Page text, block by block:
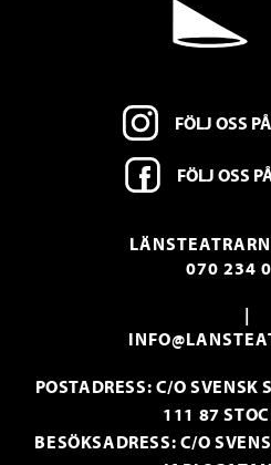
FÖLJ OSS
FÖLJ OSS
070 234
|
POSTADRESS: C/O SVENSK
111 87
BESÖKSADRESS: C/O